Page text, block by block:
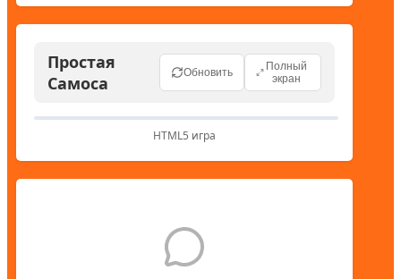
Простая
Самоса
Обновить
Полный
экран
HTML5 игра